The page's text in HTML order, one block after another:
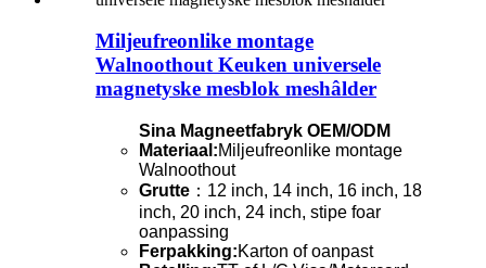
Miljeufreonlike montage
Walnoothout Keuken universele
magnetyske mesblok meshâlder
Sina Magneetfabryk OEM/ODM
Materiaal:Miljeufreonlike montage
Walnoothout
Grutte ：12 inch, 14 inch, 16 inch, 18
inch, 20 inch, 24 inch, stipe foar
oanpassing
Ferpakking:Karton of oanpast